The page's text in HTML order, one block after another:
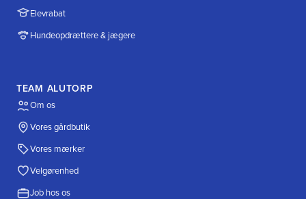
Elevrabat
Hundeopdrættere & jægere
TEAM ALUTORP
Om os
Vores gårdbutik
Vores mærker
Velgørenhed
Job hos os